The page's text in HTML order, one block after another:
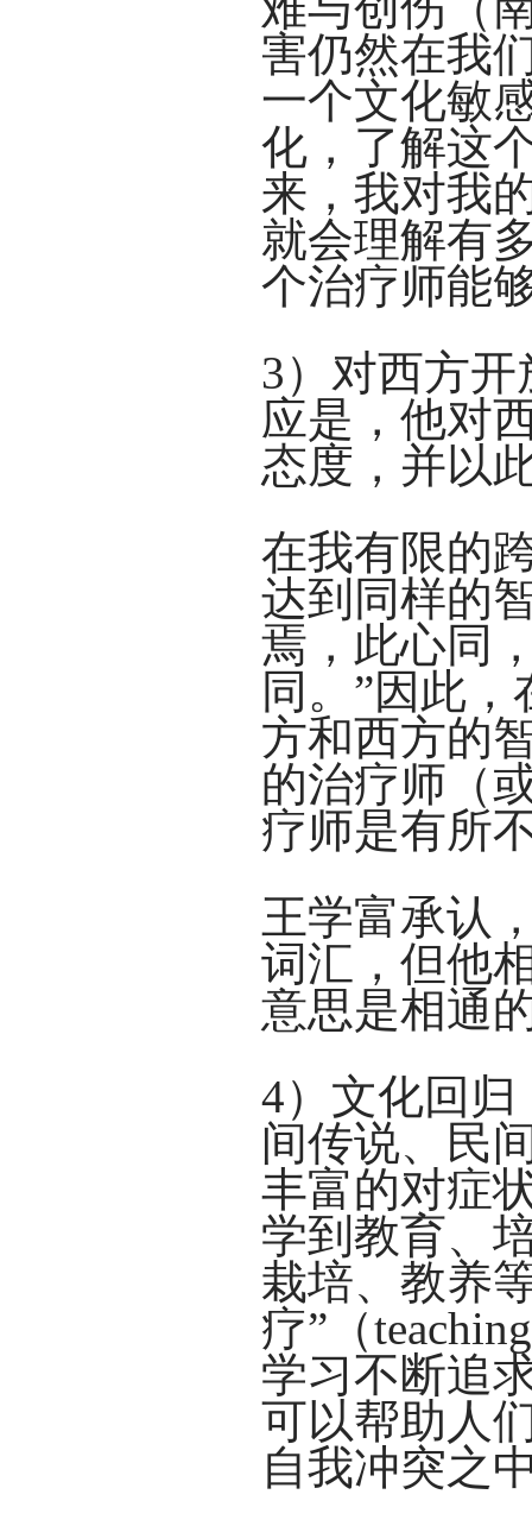
害仍然在我
一个文化敏
化，了解这
来，我对我
就会理解有
个治疗师能
3）对西方
应是，他对
态度，并以
在我有限的
达到同样的
焉，此心同
同。”因此
方和西方的
的治疗师（
疗师是有所
王学富承认
词汇，但他
意思是相通
4）文化回归
间传说、民
丰富的对症
学到教育、
栽培、教养
疗”（
学习不断追
可以帮助人
自我冲突之